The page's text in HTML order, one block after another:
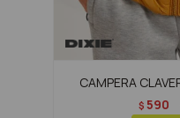
CAMPERA
$ 590